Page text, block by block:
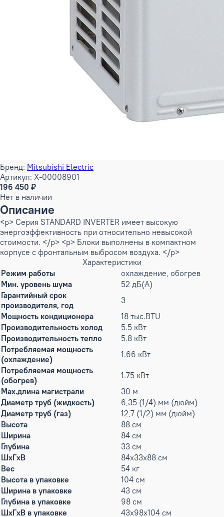
Бренд: Mitsubishi Electric
Артикул: X-00008901
196 450 ₽
Нет в наличии
Описание
<p> Серия STANDARD INVERTER имеет высокую
энергоэффективность при относительно невысокой
стоимости. </p> <p> Блоки выполнены в компактном
корпусе с фронтальным выбросом воздуха. </p>
Характеристики
Режим работы
охлаждение, обогрев
Мин. уровень шума
52 дБ(А)
Гарантийный срок
производителя, год
3
Мощность кондиционера
18 тыс.BTU
Производительность холод
5.5 кВт
Производительность тепло
5.8 кВт
Потребляемая мощность
(охлаждение)
1.66 кВт
Потребляемая мощность
(обогрев)
1.75 кВт
Max.длина магистрали
30 м
Диаметр труб (жидкость)
6,35 (1/4) мм (дюйм)
Диаметр труб (газ)
12,7 (1/2) мм (дюйм)
Высота
88 см
Ширина
84 см
Глубина
33 см
ШxГxВ
84x33x88 см
Вес
54 кг
Высота в упаковке
104 см
Ширина в упаковке
43 см
Глубина в упаковке
98 см
ШxГxВ в упаковке
43x98x104 см